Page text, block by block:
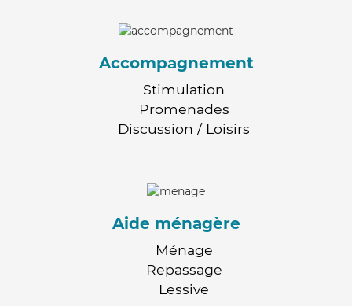
Accompagnement
Stimulation
Promenades
Discussion / Loisirs
Aide ménagère
Ménage
Repassage
Lessive